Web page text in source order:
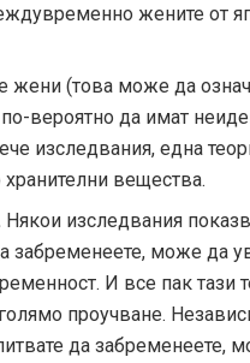
жените от
жени (това може да
вероятно да имат
изследвания, една
вещества.
Някои изследвания
забременеете, може да
И все пак тази
проучване.
да забременеете,